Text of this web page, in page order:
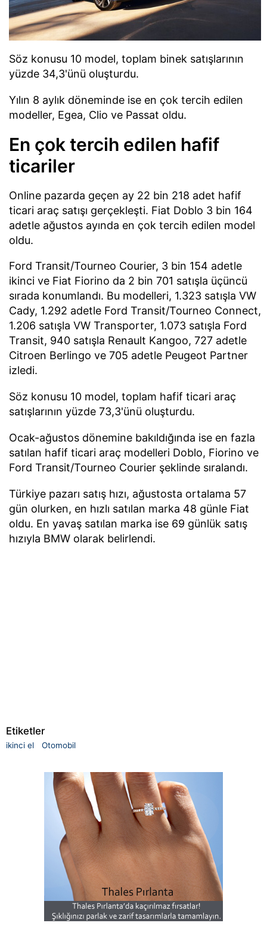
Söz konusu 10 model, toplam binek satışlarının
yüzde 34,3'ünü oluşturdu.
Yılın 8 aylık döneminde ise en çok tercih edilen
modeller, Egea, Clio ve Passat oldu.
En çok tercih edilen hafif
ticariler
Online pazarda geçen ay 22 bin 218 adet hafif
ticari araç satışı gerçekleşti. Fiat Doblo 3 bin 164
adetle ağustos ayında en çok tercih edilen model
oldu.
Ford Transit/Tourneo Courier, 3 bin 154 adetle
ikinci ve Fiat Fiorino da 2 bin 701 satışla üçüncü
sırada konumlandı. Bu modelleri, 1.323 satışla VW
Cady, 1.292 adetle Ford Transit/Tourneo Connect,
1.206 satışla VW Transporter, 1.073 satışla Ford
Transit, 940 satışla Renault Kangoo, 727 adetle
Citroen Berlingo ve 705 adetle Peugeot Partner
izledi.
Söz konusu 10 model, toplam hafif ticari araç
satışlarının yüzde 73,3'ünü oluşturdu.
Ocak-ağustos dönemine bakıldığında ise en fazla
satılan hafif ticari araç modelleri Doblo, Fiorino ve
Ford Transit/Tourneo Courier şeklinde sıralandı.
Türkiye pazarı satış hızı, ağustosta ortalama 57
gün olurken, en hızlı satılan marka 48 günle Fiat
oldu. En yavaş satılan marka ise 69 günlük satış
hızıyla BMW olarak belirlendi.
Etiketler
ikinci el Otomobil